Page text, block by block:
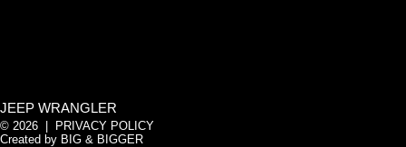
JEEP WRANGLER
© 2026 |
PRIVACY POLICY
Created by BIG & BIGGER